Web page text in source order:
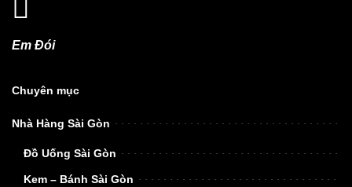
Em Đói
Chuyên mục
Nhà Hàng Sài Gòn
Đồ Uống Sài Gòn
Kem – Bánh Sài Gòn